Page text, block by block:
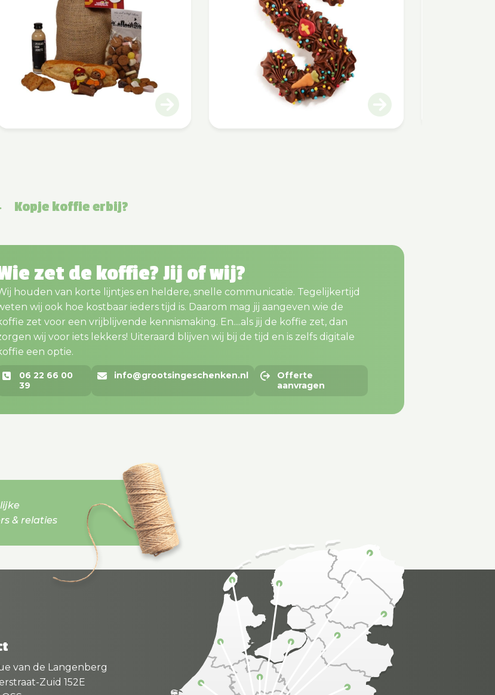
Kopje koffie erbij?
zet de koffie? Jij of wij?
houden van korte lijntjes en heldere, snelle communicatie. Tegelijkertijd
wij ook hoe kostbaar ieders tijd is. Daarom mag jij aangeven wie de
zet voor een vrijblijvende kennismaking. En....als jij de koffie zet, dan
wij voor iets lekkers! Uiteraard blijven wij bij de tijd en is zelfs digitale
een optie.
06 22 66 00
39
info@grootsingeschenken.nl
Offerte
aanvragen
& relaties
van de Langenberg
Zuid 152E